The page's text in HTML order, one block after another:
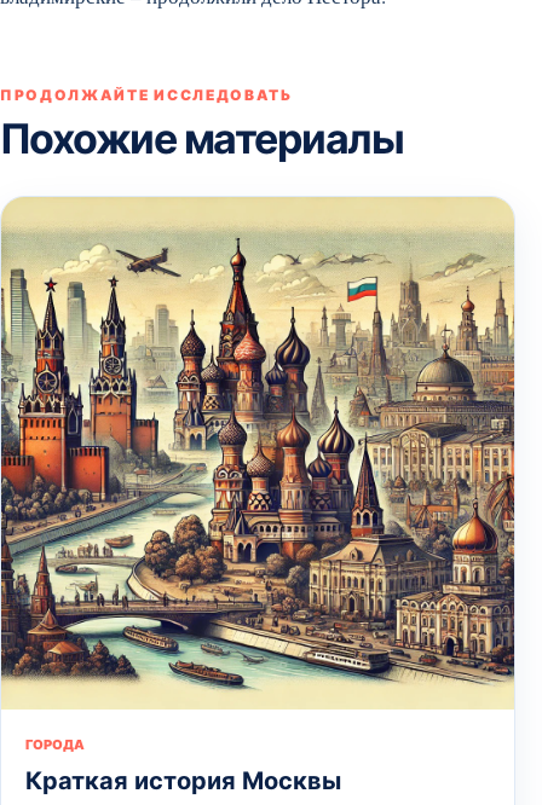
ПРОДОЛЖАЙТЕ ИССЛЕДОВАТЬ
Похожие материалы
ГОРОДА
Краткая история Москвы